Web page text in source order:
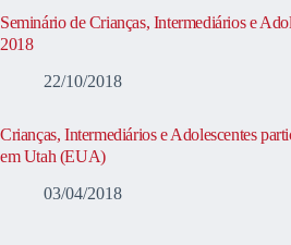
Seminário de Crianças, Intermediários e
2018
22/10/2018
Crianças, Intermediários e Adolescentes
em Utah (EUA)
03/04/2018